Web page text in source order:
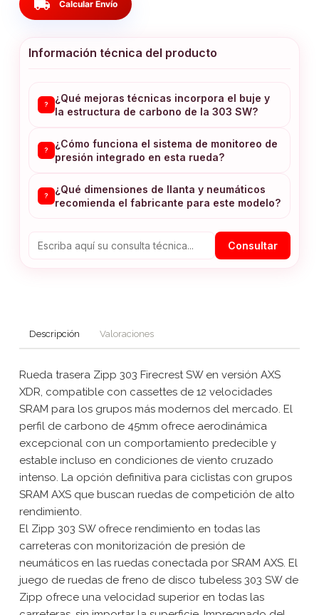
local_shipping Calcular Envío
Información técnica del producto
?
¿Qué mejoras técnicas incorpora el buje y
la estructura de carbono de la 303 SW?
?
¿Cómo funciona el sistema de monitoreo de
presión integrado en esta rueda?
?
¿Qué dimensiones de llanta y neumáticos
recomienda el fabricante para este modelo?
Consultar
Descripción Valoraciones
Rueda trasera Zipp 303 Firecrest SW en versión AXS
XDR, compatible con cassettes de 12 velocidades
SRAM para los grupos más modernos del mercado. El
perfil de carbono de 45mm ofrece aerodinámica
excepcional con un comportamiento predecible y
estable incluso en condiciones de viento cruzado
intenso. La opción definitiva para ciclistas con grupos
SRAM AXS que buscan ruedas de competición de alto
rendimiento.
El Zipp 303 SW ofrece rendimiento en todas las
carreteras con monitorización de presión de
neumáticos en las ruedas conectada por SRAM AXS. El
juego de ruedas de freno de disco tubeless 303 SW de
Zipp ofrece una velocidad superior en todas las